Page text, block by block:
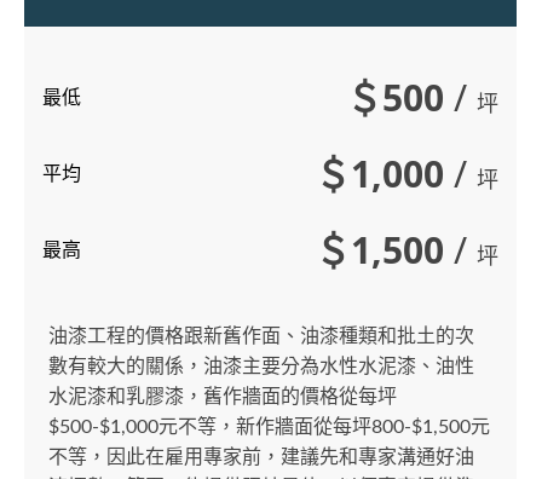
最低 ＄500 / 坪
平均 ＄1,000 / 坪
最高 ＄1,500 / 坪
油漆工程的價格跟新舊作面、油漆種類和批土的次
數有較大的關係，油漆主要分為水性水泥漆、油性
水泥漆和乳膠漆，舊作牆面的價格從每坪
$500-$1,000元不等，新作牆面從每坪800-$1,500元
不等，因此在雇用專家前，建議先和專家溝通好油